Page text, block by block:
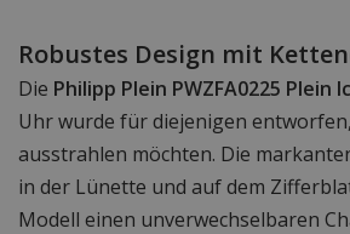
Robustes Design mit
Die Philipp Plein PWZFA0225 Plein
Uhr wurde für diejenigen
ausstrahlen möchten. Die
in der Lünette und auf dem
Modell einen unverwechselbaren